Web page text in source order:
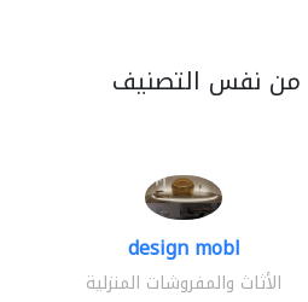
من نفس التصنيف
design mobl
الأثاث والمفروشات المنزلية